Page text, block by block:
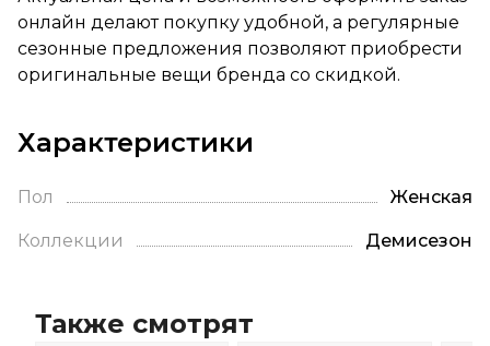
онлайн делают покупку удобной, а регулярные
сезонные предложения позволяют приобрести
оригинальные вещи бренда со скидкой.
Характеристики
Пол Женская
Коллекции Демисезон
Также смотрят